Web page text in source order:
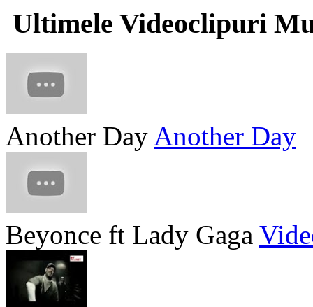
Ultimele Videoclipuri
Another Day Another Day
Beyonce ft Lady Gaga